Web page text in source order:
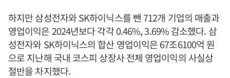
하지만 삼성전자와 SK하이닉스를 뺀 712개 기업의 매출과
영업이익은 2024년보다 각각 0.46%, 3.69% 감소했다. 삼
성전자와 SK하이닉스의 합산 영업이익은 67조6100억 원
으로 지난해 국내 코스피 상장사 전체 영업이익의 사실상
절반을 차지했다.